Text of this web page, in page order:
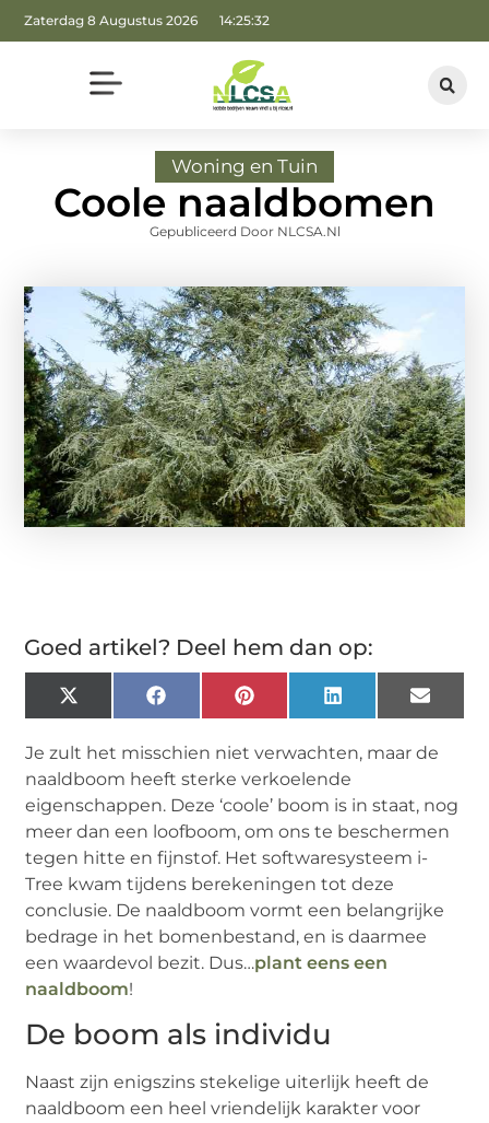
Zaterdag 8 Augustus 2026 14:25:33
Woning en Tuin
Coole naaldbomen
Gepubliceerd Door NLCSA.nl
Goed artikel? Deel hem dan op:
X
(Twitter)
FacebookPinterestLinkedInEmail
Je zult het misschien niet verwachten, maar de
naaldboom heeft sterke verkoelende
eigenschappen. Deze ‘coole’ boom is in staat, nog
meer dan een loofboom, om ons te beschermen
tegen hitte en fijnstof. Het softwaresysteem i-
Tree kwam tijdens berekeningen tot deze
conclusie. De naaldboom vormt een belangrijke
bedrage in het bomenbestand, en is daarmee
een waardevol bezit. Dus…plant eens een
naaldboom!
De boom als individu
Naast zijn enigszins stekelige uiterlijk heeft de
naaldboom een heel vriendelijk karakter voor